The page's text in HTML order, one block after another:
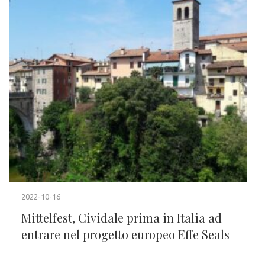
2022-10-16
Mittelfest, Cividale prima in Italia ad
entrare nel progetto europeo Effe Seals